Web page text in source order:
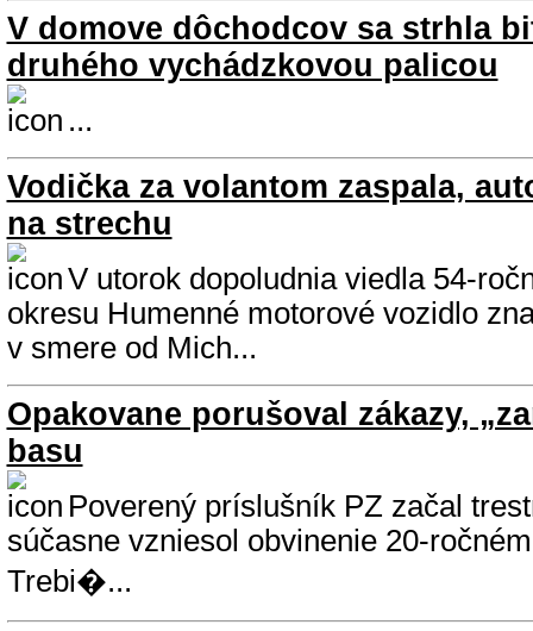
V domove dôchodcov sa strhla
druhého vychádzkovou palicou
...
Vodička za volantom zaspala,
na strechu
V utorok dopoludnia viedla 54-
okresu Humenné motorové vozidlo
v smere od Mich...
Opakovane porušoval zákazy,
basu
Poverený príslušník PZ začal
súčasne vzniesol obvinenie 20-
Trebi�...